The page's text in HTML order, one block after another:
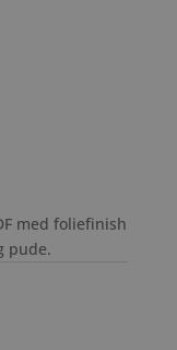
med foliefinish
pude.